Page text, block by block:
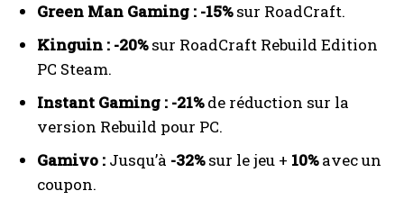
Green Man Gaming : -15%sur RoadCraft.
Kinguin : -20%sur RoadCraft Rebuild Edition
PC Steam.
Instant Gaming : -21%de réduction sur la
version Rebuild pour PC.
Gamivo : Jusqu’à -32%sur le jeu + 10%avec un
coupon.